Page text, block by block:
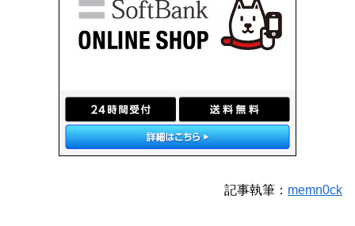
記事執筆： memn0ck